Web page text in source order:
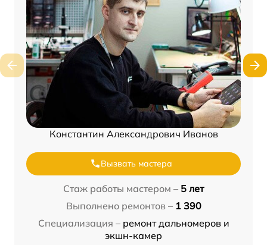
Константин Александрович Иванов
Вызвать мастера
Стаж работы мастером – 5 лет
Выполнено ремонтов – 1 390
Специализация – ремонт дальномеров и
экшн-камер